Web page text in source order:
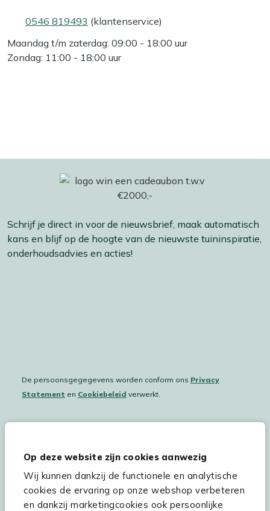
Op deze website zijn cookies aanwezig
Wij kunnen dankzij de functionele en analytische
cookies de ervaring op onze webshop verbeteren
en dankzij marketingcookies ook persoonlijke
0546 819493 (klantenservice)
Maandag t/m zaterdag: 09:00 - 18:00 uur
Zondag: 11:00 - 18:00 uur
Schrijf je direct in voor de nieuwsbrief, maak automatisch
kans en blijf op de hoogte van de nieuwste tuininspiratie,
onderhoudsadvies en acties!
De persoonsgegegevens worden conform ons Privacy
Statement en Cookiebeleid verwerkt.
Hulp & service
Assortiment
Kees Smit Tuinmeubelen